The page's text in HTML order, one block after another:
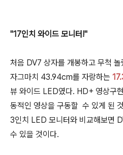
"17인치 와이드 모니터!"
처음 DV7 상자를 개봉하고 무척
자그마치 43.94cm를 자랑하는
뷰 와이드 LED였다. HD+ 영상구
동적인 영상을 구동할 수 있게 된
3인치 LED 모니터와 비교해보면
수 있을 것이다.